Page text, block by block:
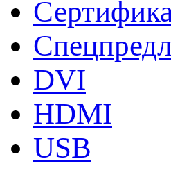
DVI
HDMI
USB